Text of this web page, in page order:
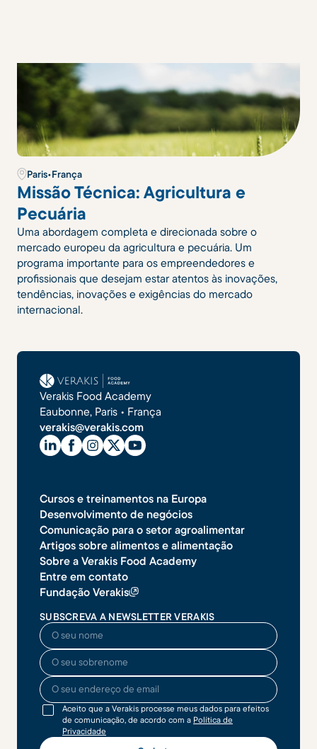
Paris•França
Missão Técnica: Agricultura e
Pecuária
Uma abordagem completa e direcionada sobre o
mercado europeu da agricultura e pecuária. Um
programa importante para os empreendedores e
profissionais que desejam estar atentos às inovações,
tendências, inovações e exigências do mercado
internacional.
Verakis Food Academy
Eaubonne, Paris • França
verakis@verakis.com
Cursos e treinamentos na Europa
Desenvolvimento de negócios
Comunicação para o setor agroalimentar
Artigos sobre alimentos e alimentação
Sobre a Verakis Food Academy
Entre em contato
Fundação Verakis
SUBSCREVA A NEWSLETTER VERAKIS
O seu nome
O seu sobrenome
O seu endereço de email
Aceito que a Verakis processe meus dados para efeitos
de comunicação, de acordo com a Política de
Privacidade